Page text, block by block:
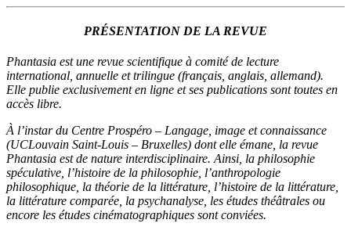
PRÉSENTATION DE LA REVUE
Phantasia est une revue scientifique à comité de lecture
international, annuelle et trilingue (français, anglais, allemand).
Elle publie exclusivement en ligne et ses publications sont toutes en
accès libre.
À l’instar du Centre Prospéro – Langage, image et connaissance
(UCLouvain Saint-Louis – Bruxelles) dont elle émane, la revue
Phantasia est de nature interdisciplinaire. Ainsi, la philosophie
spéculative, l’histoire de la philosophie, l’anthropologie
philosophique, la théorie de la littérature, l’histoire de la littérature,
la littérature comparée, la psychanalyse, les études théâtrales ou
encore les études cinématographiques sont conviées.